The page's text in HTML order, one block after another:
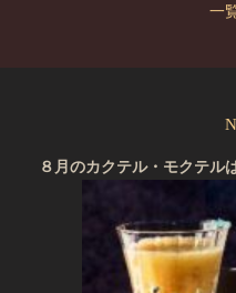
一
８月のカクテル・モクテル